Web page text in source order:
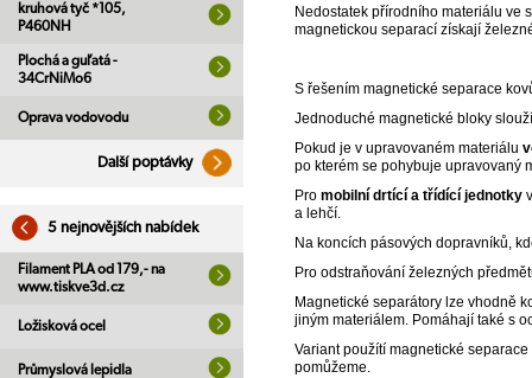
kruhová tyč *105,
P460NH
Plochá a guľatá -
34CrNiMo6
Oprava vodovodu
Další poptávky
5 nejnovějších nabídek
Filament PLA od 179,- na
www.tiskve3d.cz
Ložisková ocel
Průmyslová lepidla
Nedostatek přírodního materiálu ve
magnetickou separací získají
S řešením magnetické separace
Jednoduché magnetické bloky
Pokud je v upravovaném materiálu
po kterém se pohybuje upravovaný
Pro mobilní drtící a třídící jednotky
a lehčí.
Na koncích pásových dopravníků,
Pro odstraňování železných
Magnetické separátory lze vhodně
jiným materiálem. Pomáhají také s
Variant použítí magnetické
pomůžeme.